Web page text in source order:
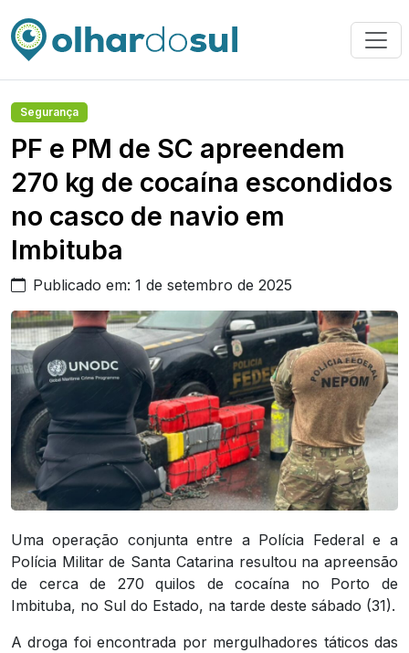
Segurança
PF e PM de SC apreendem
270 kg de cocaína escondidos
no casco de navio em
Imbituba
Publicado em: 1 de setembro de 2025
Uma operação conjunta entre a Polícia Federal e a
Polícia Militar de Santa Catarina resultou na apreensão
de cerca de 270 quilos de cocaína no Porto de
Imbituba, no Sul do Estado, na tarde deste sábado (31).
A droga foi encontrada por mergulhadores táticos das